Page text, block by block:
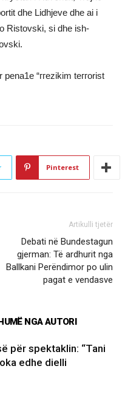
dhe Lidhjeve dhe ai i
Ristovski, si dhe ish-
“ггezikim teггorist
Pinterest
Artikulli tjetër
Debati në Bundestagun
gjerman: Të ardhurit nga
Ballkani Perëndimor po ulin
pagat e vendasve
NGA AUTORI
për spektaklin: “Tani
edhe dielli